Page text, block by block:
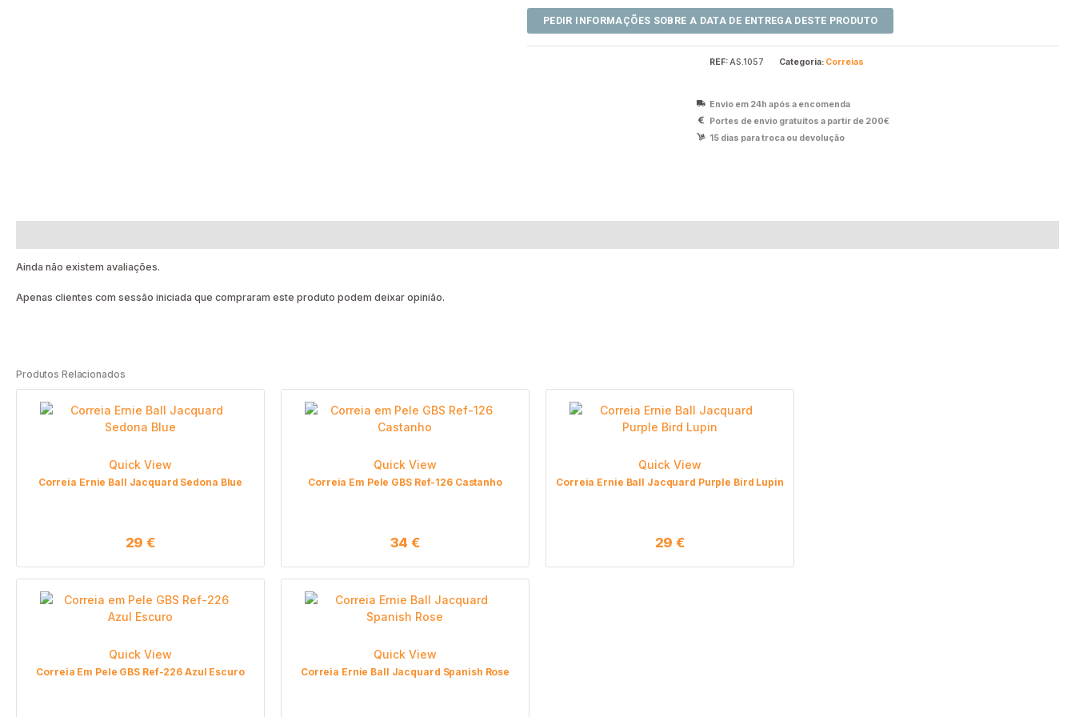
REF: AS.1057 Categoria: Correias
Envio em 24h após a encomenda
Portes de envio gratuitos a partir de 200€
15 dias para troca ou devolução
Ainda não existem avaliações.
Apenas clientes com sessão iniciada que compraram este produto podem deixar opinião.
Produtos Relacionados
Quick View
Correia Ernie Ball Jacquard Sedona Blue
29 €
Quick View
Correia Em Pele GBS Ref-126 Castanho
34 €
Quick View
Correia Ernie Ball Jacquard Purple Bird Lupin
29 €
Quick View
Correia Em Pele GBS Ref-226 Azul Escuro
Quick View
Correia Ernie Ball Jacquard Spanish Rose